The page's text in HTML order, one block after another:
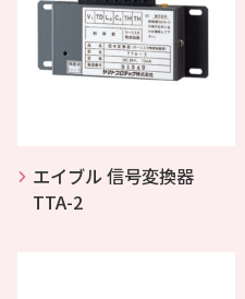
エイブル 信号変換器
TTA-2